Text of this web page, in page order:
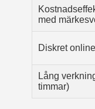
med
Diskret
Lång
timmar)